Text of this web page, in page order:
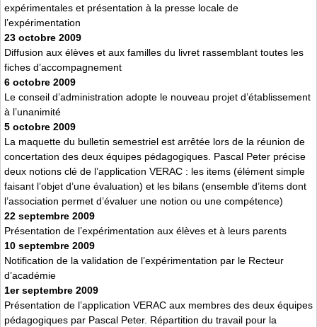
expérimentales et présentation à la presse locale de
l’expérimentation
23 octobre 2009
Diffusion aux élèves et aux familles du livret rassemblant toutes les
fiches d’accompagnement
6 octobre 2009
Le conseil d’administration adopte le nouveau projet d’établissement
à l’unanimité
5 octobre 2009
La maquette du bulletin semestriel est arrêtée lors de la réunion de
concertation des deux équipes pédagogiques. Pascal Peter précise
deux notions clé de l’application VERAC : les items (élément simple
faisant l’objet d’une évaluation) et les bilans (ensemble d’items dont
l’association permet d’évaluer une notion ou une compétence)
22 septembre 2009
Présentation de l’expérimentation aux élèves et à leurs parents
10 septembre 2009
Notification de la validation de l’expérimentation par le Recteur
d’académie
1er septembre 2009
Présentation de l’application VERAC aux membres des deux équipes
pédagogiques par Pascal Peter. Répartition du travail pour la